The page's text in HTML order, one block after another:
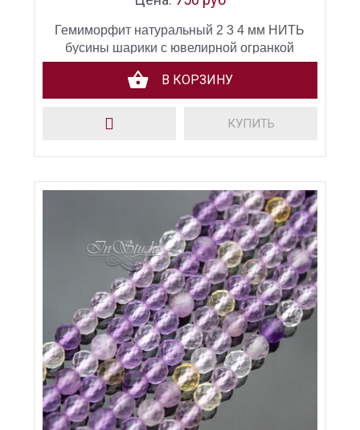
Гемиморфит натуральный 2 3 4 мм НИТЬ
бусины шарики с ювелирной огранкой
В КОРЗИНУ
КУПИТЬ